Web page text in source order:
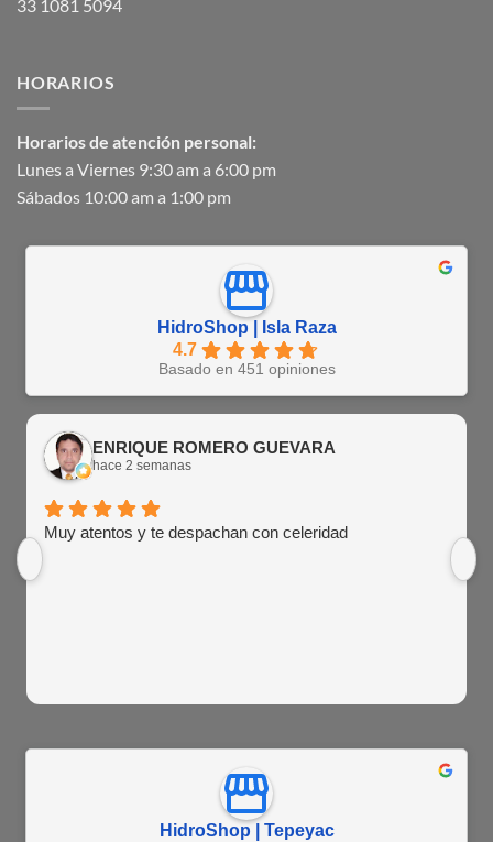
33 1081 5094
HORARIOS
Horarios de atención personal:
Lunes a Viernes 9:30 am a 6:00 pm
Sábados 10:00 am a 1:00 pm
HidroShop | Isla Raza
4.7
Basado en 451 opiniones
ENRIQUE ROMERO GUEVARA
hace 2 semanas
Muy atentos y te despachan con celeridad
HidroShop | Tepeyac